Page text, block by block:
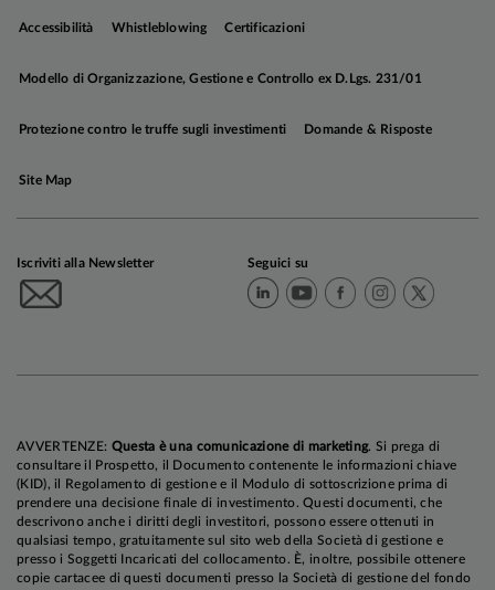
Accessibilità Whistleblowing Certificazioni
Modello di Organizzazione, Gestione e Controllo ex D.Lgs. 231/01
Protezione contro le truffe sugli investimenti Domande & Risposte
Site Map
Iscriviti alla Newsletter Seguici su
AVVERTENZE: Questa è una comunicazione di marketing. Si prega di
consultare il Prospetto, il Documento contenente le informazioni chiave
(KID), il Regolamento di gestione e il Modulo di sottoscrizione prima di
prendere una decisione finale di investimento. Questi documenti, che
descrivono anche i diritti degli investitori, possono essere ottenuti in
qualsiasi tempo, gratuitamente sul sito web della Società di gestione e
presso i Soggetti Incaricati del collocamento. È, inoltre, possibile ottenere
copie cartacee di questi documenti presso la Società di gestione del fondo